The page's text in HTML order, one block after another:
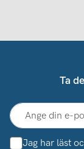
Ta
Jag har läst